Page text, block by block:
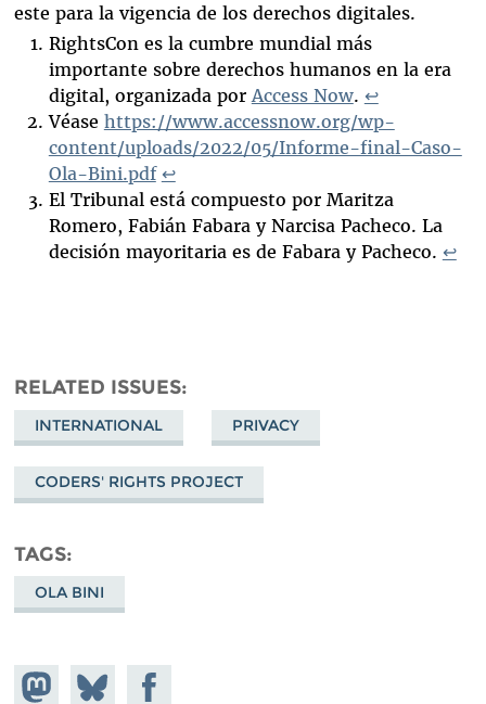
este para la vigencia de los derechos digitales.
RightsCon es la cumbre mundial más
importante sobre derechos humanos en la era
digital, organizada porAccess Now. ↩
Véase https://www.accessnow.org/wp-
content/uploads/2022/05/Informe-final-Caso-
Ola-Bini.pdf ↩
El Tribunal está compuesto por Maritza
Romero, Fabián Fabara y Narcisa Pacheco. La
decisión mayoritaria es de Fabara y Pacheco. ↩
RELATED ISSUES
INTERNATIONAL PRIVACY
CODERS' RIGHTS PROJECT
TAGS
OLA BINI
Share onShare
Share on